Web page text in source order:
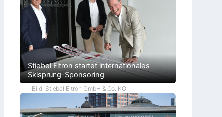
Stiebel Eltron startet internationales
Skisprung-Sponsoring
Bild: Stiebel Eltron GmbH & Co. KG